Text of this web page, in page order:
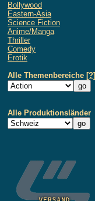
Bollywood
Eastern-Asia
Science Fiction
Anime/Manga
Thriller
Comedy
Erotik
Alle Themenbereiche [?]
Alle Produktionsländer